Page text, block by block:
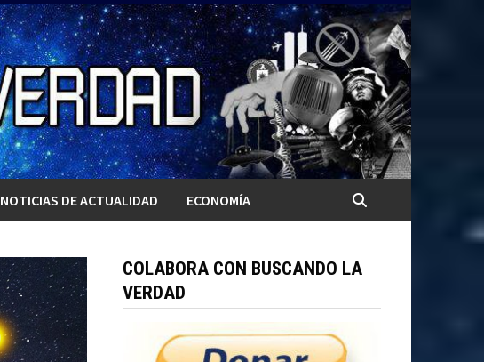
NOTICIAS DE ACTUALIDAD ECONOMÍA
COLABORA CON BUSCANDO LA
VERDAD